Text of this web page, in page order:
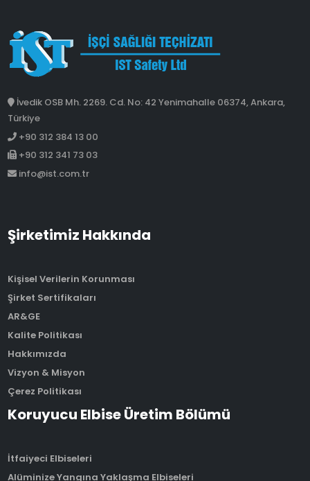
İvedik OSB Mh. 2269. Cd. No: 42 Yenimahalle 06374, Ankara,
Türkiye
+90 312 384 13 00
+90 312 341 73 03
info@ist.com.tr
Şirketimiz Hakkında
Kişisel Verilerin Korunması
Şirket Sertifikaları
AR&GE
Kalite Politikası
Hakkımızda
Vizyon & Misyon
Çerez Politikası
Koruyucu Elbise Üretim Bölümü
İtfaiyeci Elbiseleri
Alüminize Yangına Yaklaşma Elbiseleri